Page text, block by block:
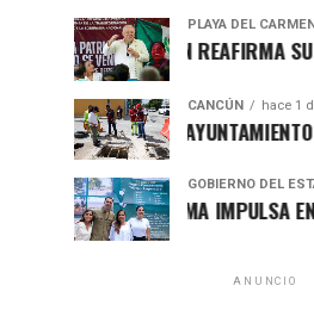
PLAYA DEL
RAFA MARÍN REAFIRMA SU
CANCÚN hace 1
FORTALECE AYUNTAMIENTO DE
GOBIERNO DEL
MARA LEZAMA IMPULSA EN
ANUNCIO